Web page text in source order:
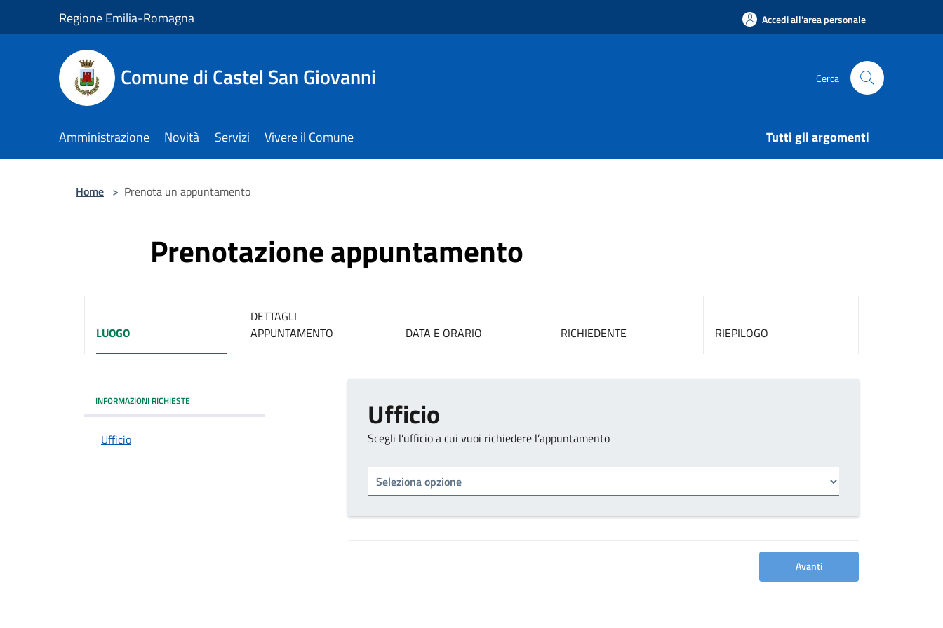
Regione Emilia-Romagna Accedi all'area personale
Comune di Castel San Giovanni Cerca
Amministrazione Novità Servizi Vivere il Comune Tutti gli argomenti
Home > Prenota un appuntamento
Prenotazione appuntamento
LUOGO
DETTAGLI
APPUNTAMENTO
DATA E ORARIO RICHIEDENTE RIEPILOGO
INFORMAZIONI RICHIESTE
Ufficio
Ufficio
Scegli l’ufficio a cui vuoi richiedere l’appuntamento
Avanti